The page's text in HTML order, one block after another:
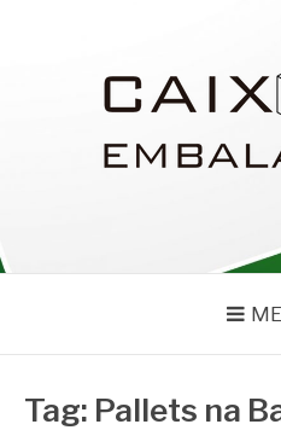
Tag: Pallets na